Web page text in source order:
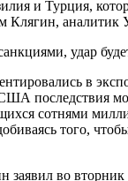
и Турция,
Клягин,
удар
в
США последствия
сотнями
того,
во вторник